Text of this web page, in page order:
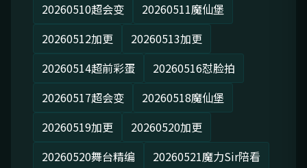
20260510超会变
20260511魔仙堡
20260512加更
20260513加更
20260514超前彩蛋
20260516怼脸拍
20260517超会变
20260518魔仙堡
20260519加更
20260520加更
20260520舞台精编
20260521魔力Sir陪看